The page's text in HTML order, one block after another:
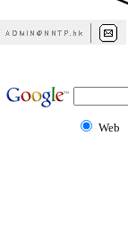
Web